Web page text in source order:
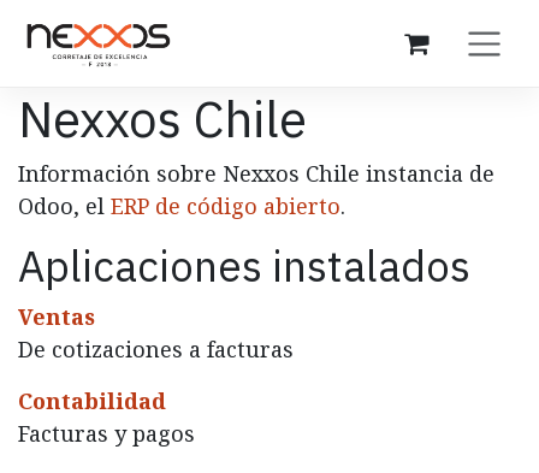
Nexxos Chile
Información sobre Nexxos Chile instancia de
Odoo, el ERP de código abierto.
Aplicaciones instalados
Ventas
De cotizaciones a facturas
Contabilidad
Facturas y pagos